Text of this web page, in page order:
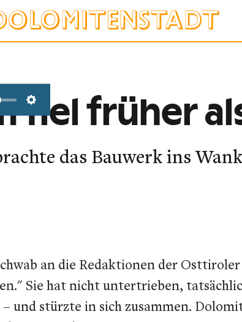
Settings
fiel früher
das Bauwerk ins
an die Redaktionen der
Sie hat nicht untertrieben,
und stürzte in sich zusammen.